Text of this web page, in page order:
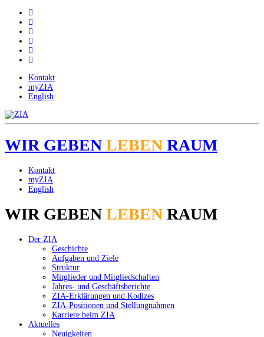
Kontakt
myZIA
English
WIR GEBEN LEBEN RAUM
Kontakt
myZIA
English
WIRGEBEN LEBEN RAUM
Der ZIA
Geschichte
Aufgaben und Ziele
Struktur
Mitglieder und Mitgliedschaften
Jahres- und Geschäftsberichte
ZIA-Erklärungen und Kodizes
ZIA-Positionen und Stellungnahmen
Karriere beim ZIA
Aktuelles
Neuigkeiten